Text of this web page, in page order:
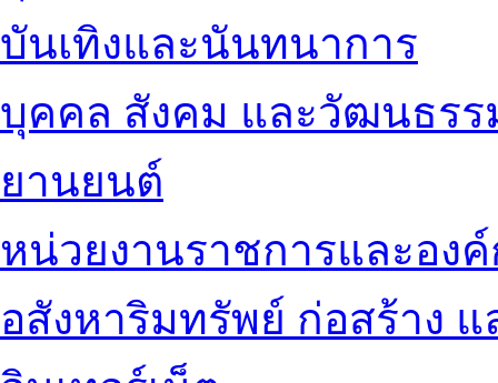
บันเทิงและนันทนาการ
บุคคล สังคม และวัฒนธรร
ยานยนต์
หน่วยงานราชการและอง
อสังหาริมทรัพย์ ก่อสร้าง